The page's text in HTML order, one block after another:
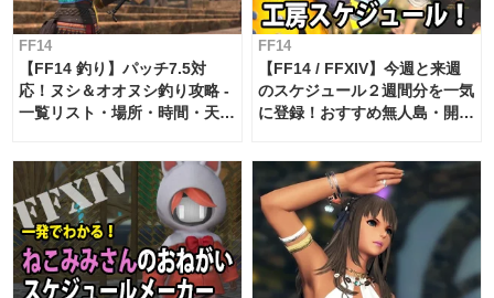
FF14
【FF14 釣り】パッチ7.5対
応！ヌシ＆オオヌシ釣り攻略 -
一覧リスト・場所・時間・天
FF14
【FF14 / FFXIV】今週と来週
のスケジュール２週間分を一気
に登録！おすすめ無人島・開拓
対応 / 毎週更新中】